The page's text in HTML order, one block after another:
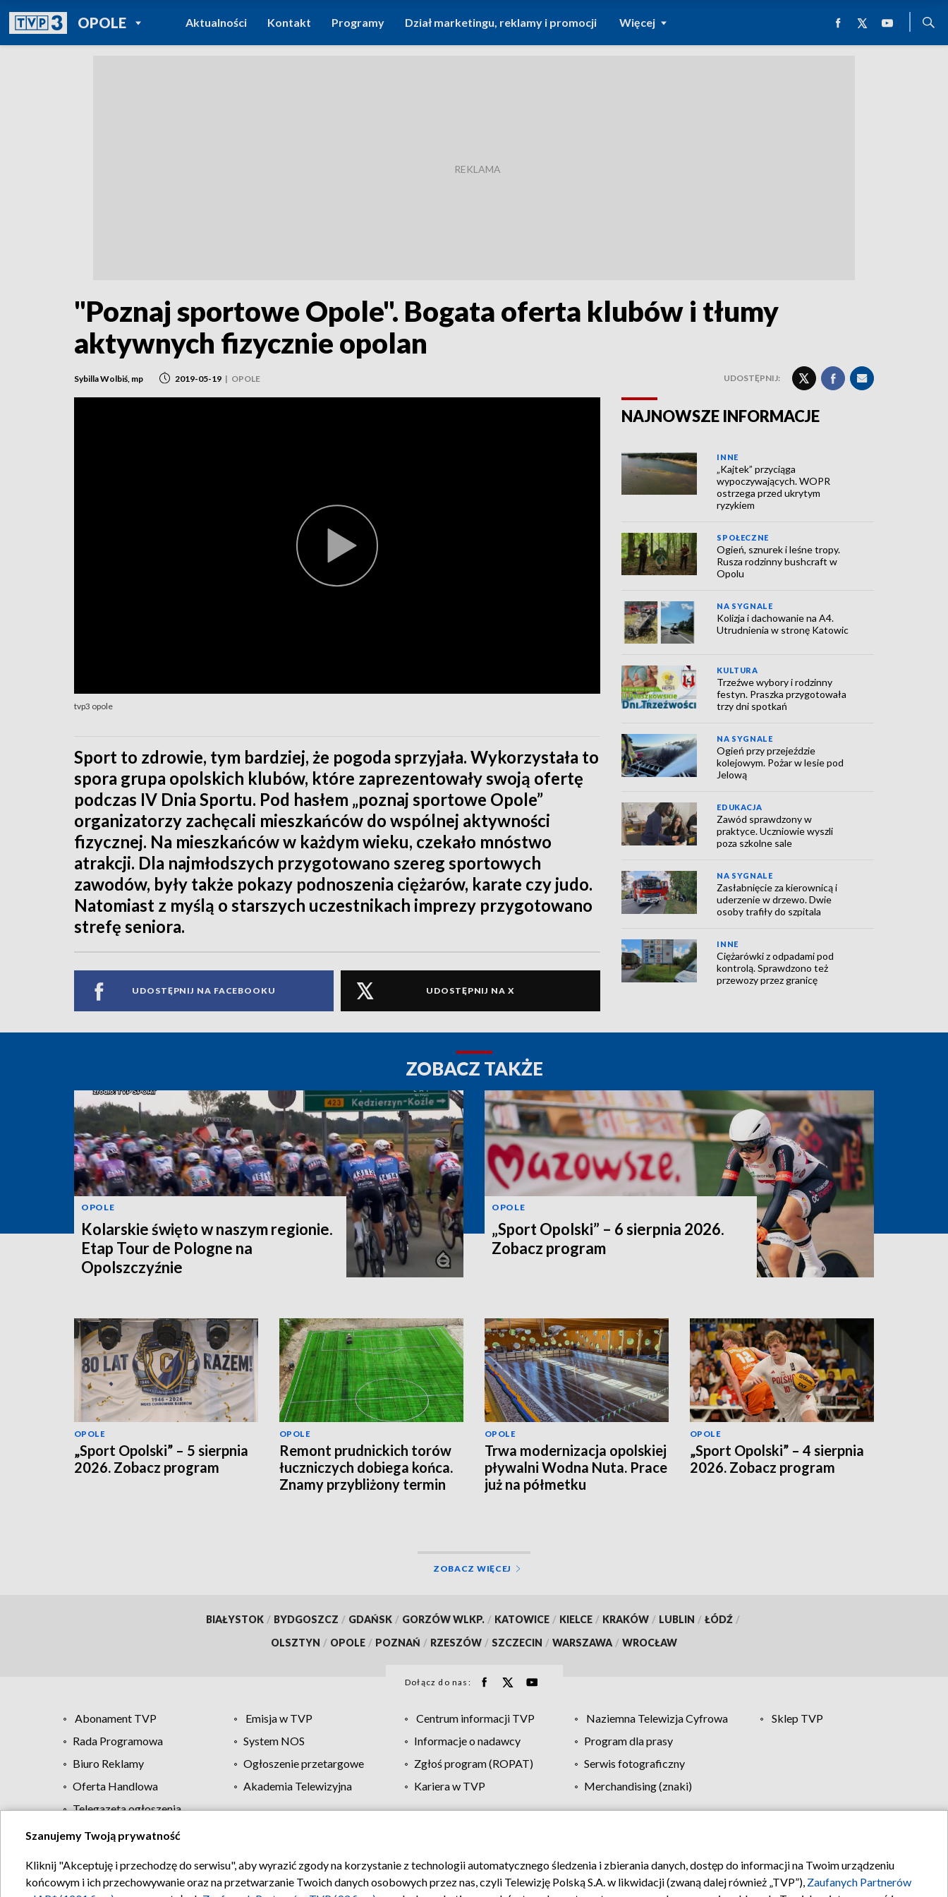
OPOLEPOWRÓT DO
TVP REGIONY
Aktualności Kontakt Programy Dział marketingu, reklamy i promocji Więcej
"Poznaj sportowe Opole". Bogata oferta klubów i tłumy
aktywnych fizycznie opolan
Sybilla Wolbiś, mp 2019-05-19 | OPOLE UDOSTĘPNIJ:
tvp3 opole
Sport to zdrowie, tym bardziej, że pogoda sprzyjała. Wykorzystała to
spora grupa opolskich klubów, które zaprezentowały swoją ofertę
podczas IV Dnia Sportu. Pod hasłem „poznaj sportowe Opole”
organizatorzy zachęcali mieszkańców do wspólnej aktywności
fizycznej. Na mieszkańców w każdym wieku, czekało mnóstwo
atrakcji. Dla najmłodszych przygotowano szereg sportowych
zawodów, były także pokazy podnoszenia ciężarów, karate czy judo.
Natomiast z myślą o starszych uczestnikach imprezy przygotowano
strefę seniora.
UDOSTĘPNIJ NA FACEBOOKU UDOSTĘPNIJ NA X
NAJNOWSZE INFORMACJE
INNE
„Kajtek” przyciąga
wypoczywających. WOPR
ostrzega przed ukrytym
ryzykiem
SPOŁECZNE
Ogień, sznurek i leśne tropy.
Rusza rodzinny bushcraft w
Opolu
NA SYGNALE
Kolizja i dachowanie na A4.
Utrudnienia w stronę Katowic
KULTURA
Trzeźwe wybory i rodzinny
festyn. Praszka przygotowała
trzy dni spotkań
NA SYGNALE
Ogień przy przejeździe
kolejowym. Pożar w lesie pod
Jelową
EDUKACJA
Zawód sprawdzony w
praktyce. Uczniowie wyszli
poza szkolne sale
NA SYGNALE
Zasłabnięcie za kierownicą i
uderzenie w drzewo. Dwie
osoby trafiły do szpitala
INNE
Ciężarówki z odpadami pod
kontrolą. Sprawdzono też
przewozy przez granicę
ZOBACZ TAKŻE
OPOLE
Kolarskie święto w naszym regionie.
Etap Tour de Pologne na
Opolszczyźnie
OPOLE
„Sport Opolski” – 6 sierpnia 2026.
Zobacz program
OPOLE
„Sport Opolski” – 5 sierpnia
2026. Zobacz program
OPOLE
Remont prudnickich torów
łuczniczych dobiega końca.
Znamy przybliżony termin
OPOLE
Trwa modernizacja opolskiej
pływalni Wodna Nuta. Prace
już na półmetku
OPOLE
„Sport Opolski” – 4 sierpnia
2026. Zobacz program
ZOBACZ WIĘCEJ
BIAŁYSTOK / BYDGOSZCZ / GDAŃSK / GORZÓW WLKP. / KATOWICE / KIELCE / KRAKÓW / LUBLIN / ŁÓDŹ /
OLSZTYN / OPOLE / POZNAŃ / RZESZÓW / SZCZECIN / WARSZAWA / WROCŁAW
Dołącz do nas:
Abonament TVP Emisja w TVP Centrum informacji TVP Naziemna Telewizja Cyfrowa
Sklep TVP
Rada Programowa
System NOS Informacje o nadawcy
Program dla prasy
Biuro Reklamy
Ogłoszenie przetargowe Zgłoś program (ROPAT)
Serwis fotograficzny
Oferta Handlowa
Akademia Telewizyjna Kariera w TVP
Merchandising (znaki)
Telegazeta ogłoszenia
Regulamin TVP Polityka prywatności Moje zgody Pomoc Biuro reklamy Kontakt
Szanujemy Twoją prywatność
Kliknij "Akceptuję i przechodzę do serwisu", aby wyrazić zgody na korzystanie z technologii automatycznego śledzenia i zbierania danych, dostęp do informacji na Twoim urządzeniu
końcowym i ich przechowywanie oraz na przetwarzanie Twoich danych osobowych przez nas, czyli Telewizję Polską S.A. w likwidacji (zwaną dalej również „TVP”), Zaufanych Partnerów